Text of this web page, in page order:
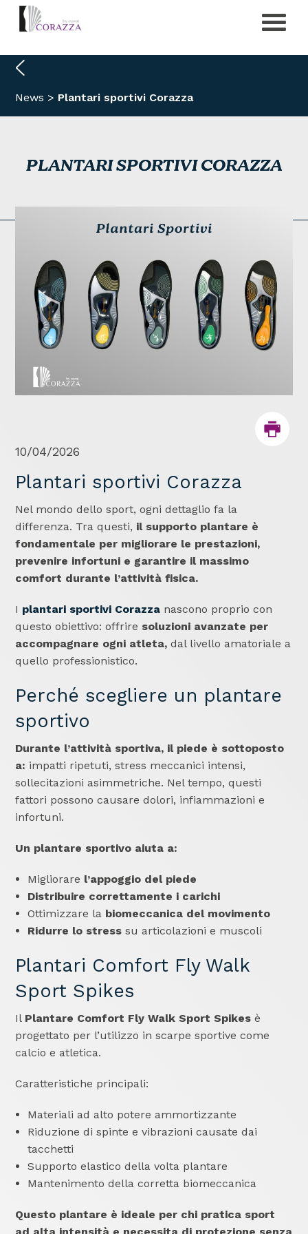
News > Plantari sportivi Corazza
PLANTARI SPORTIVI CORAZZA
10/04/2026
Plantari sportivi Corazza
Nel mondo dello sport, ogni dettaglio fa la
differenza. Tra questi, il supporto plantare è
fondamentale per migliorare le prestazioni,
prevenire infortuni e garantire il massimo
comfort durante l’attività fisica.
I plantari sportivi Corazza nascono proprio con
questo obiettivo: offrire soluzioni avanzate per
accompagnare ogni atleta, dal livello amatoriale a
quello professionistico.
Perché scegliere un plantare
sportivo
Durante l’attività sportiva, il piede è sottoposto
a: impatti ripetuti, stress meccanici intensi,
sollecitazioni asimmetriche. Nel tempo, questi
fattori possono causare dolori, infiammazioni e
infortuni.
Un plantare sportivo aiuta a:
Migliorare l’appoggio del piede
Distribuire correttamente i carichi
Ottimizzare la biomeccanica del movimento
Ridurre lo stress su articolazioni e muscoli
Plantari Comfort Fly Walk
Sport Spikes
Il Plantare Comfort Fly Walk Sport Spikes è
progettato per l’utilizzo in scarpe sportive come
calcio e atletica.
Caratteristiche principali:
Materiali ad alto potere ammortizzante
Riduzione di spinte e vibrazioni causate dai
tacchetti
Supporto elastico della volta plantare
Mantenimento della corretta biomeccanica
Questo plantare è ideale per chi pratica sport